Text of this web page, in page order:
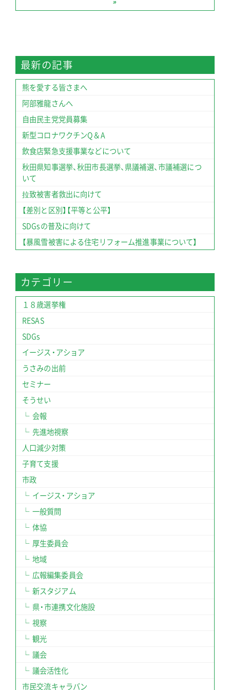
最新の記事
熊を愛する皆さまへ
阿部雅龍さんへ
自由民主党党員募集
新型コロナワクチンQ＆A
飲食店緊急支援事業などについて
秋田県知事選挙、秋田市長選挙、県議補選、市議補選につ
いて
拉致被害者救出に向けて
【差別と区別】【平等と公平】
SDGsの普及に向けて
【暴風雪被害による住宅リフォーム推進事業について】
カテゴリー
１８歳選挙権
RESAS
SDGs
イージス・アショア
うさみの出前
セミナー
そうせい
会報
先進地視察
人口減少対策
子育て支援
市政
イージス・アショア
一般質問
体協
厚生委員会
地域
広報編集委員会
新スタジアム
県・市連携文化施設
視察
観光
議会
議会活性化
市民交流キャラバン